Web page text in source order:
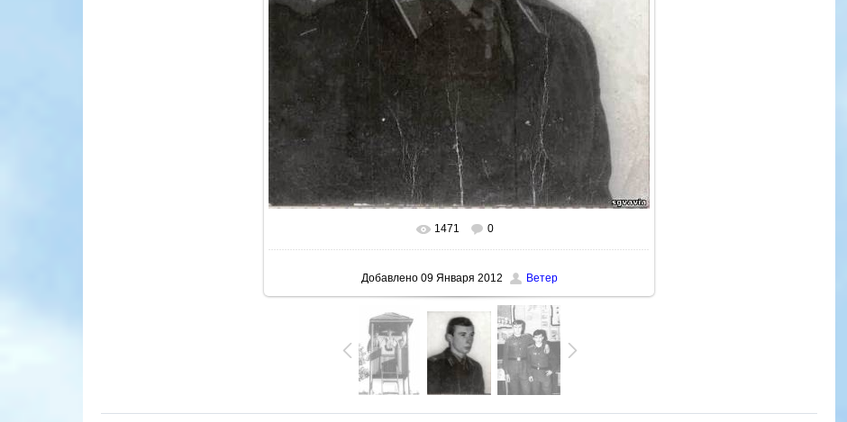
В реальном размере 562x730
1471 0
Добавлено09 Января 2012 Ветер